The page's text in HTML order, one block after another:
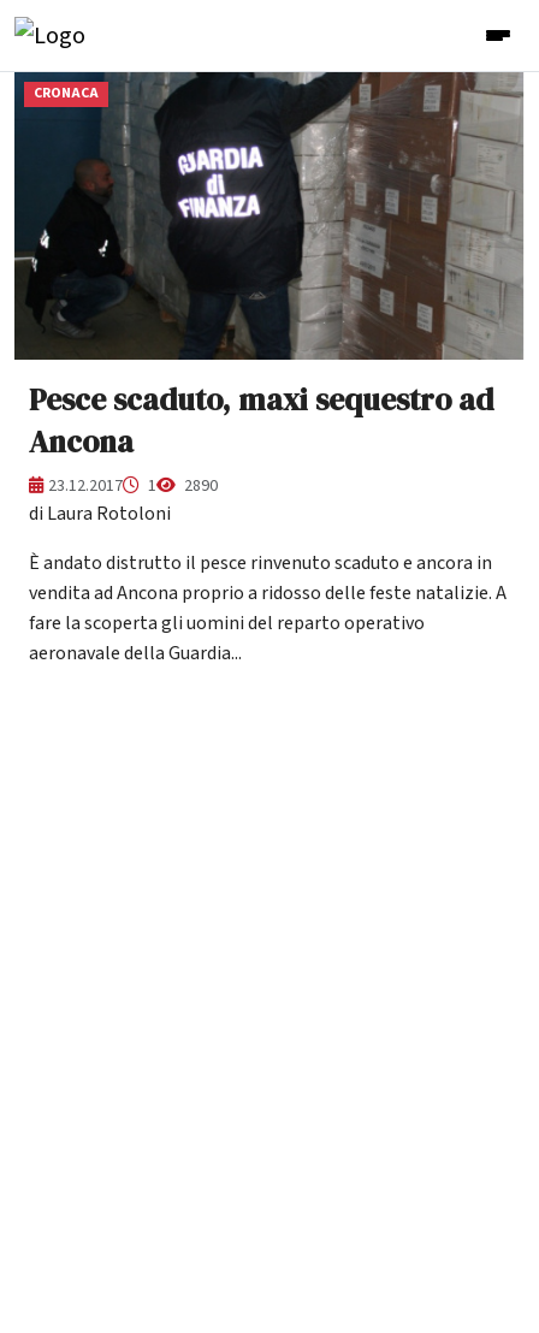
CRONACA
Pesce scaduto, maxi sequestro ad
Ancona
23.12.2017 1 2890
di Laura Rotoloni
È andato distrutto il pesce rinvenuto scaduto e ancora in
vendita ad Ancona proprio a ridosso delle feste natalizie. A
fare la scoperta gli uomini del reparto operativo
aeronavale della Guardia...